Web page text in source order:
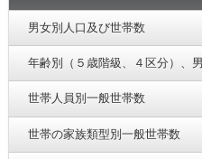
男女別人口及び世帯数
年齢別（５歳階級、４区分）、
世帯人員別一般世帯数
世帯の家族類型別一般世帯数